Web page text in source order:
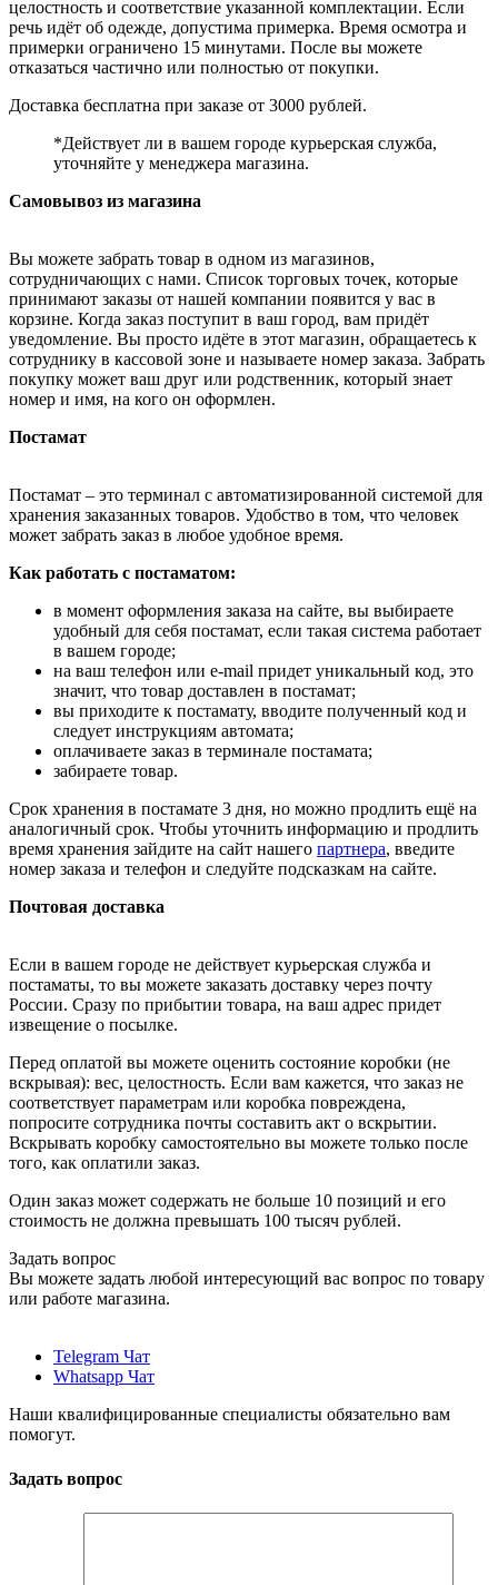
целостность и соответствие указанной комплектации. Если
речь идёт об одежде, допустима примерка. Время осмотра и
примерки ограничено 15 минутами. После вы можете
отказаться частично или полностью от покупки.
Доставка бесплатна при заказе от 3000 рублей.
*Действует ли в вашем городе курьерская служба,
уточняйте у менеджера магазина.
Самовывоз из магазина
Вы можете забрать товар в одном из магазинов,
сотрудничающих с нами. Список торговых точек, которые
принимают заказы от нашей компании появится у вас в
корзине. Когда заказ поступит в ваш город, вам придёт
уведомление. Вы просто идёте в этот магазин, обращаетесь к
сотруднику в кассовой зоне и называете номер заказа. Забрать
покупку может ваш друг или родственник, который знает
номер и имя, на кого он оформлен.
Постамат
Постамат – это терминал с автоматизированной системой для
хранения заказанных товаров. Удобство в том, что человек
может забрать заказ в любое удобное время.
Как работать с постаматом:
в момент оформления заказа на сайте, вы выбираете
удобный для себя постамат, если такая система работает
в вашем городе;
на ваш телефон или e-mail придет уникальный код, это
значит, что товар доставлен в постамат;
вы приходите к постамату, вводите полученный код и
следует инструкциям автомата;
оплачиваете заказ в терминале постамата;
забираете товар.
Срок хранения в постамате 3 дня, но можно продлить ещё на
аналогичный срок. Чтобы уточнить информацию и продлить
время хранения зайдите на сайт нашего партнера, введите
номер заказа и телефон и следуйте подсказкам на сайте.
Почтовая доставка
Если в вашем городе не действует курьерская служба и
постаматы, то вы можете заказать доставку через почту
России. Сразу по прибытии товара, на ваш адрес придет
извещение о посылке.
Перед оплатой вы можете оценить состояние коробки (не
вскрывая): вес, целостность. Если вам кажется, что заказ не
соответствует параметрам или коробка повреждена,
попросите сотрудника почты составить акт о вскрытии.
Вскрывать коробку самостоятельно вы можете только после
того, как оплатили заказ.
Один заказ может содержать не больше 10 позиций и его
стоимость не должна превышать 100 тысяч рублей.
Задать вопрос
Вы можете задать любой интересующий вас вопрос по товару
или работе магазина.
Telegram Чат
Whatsapp Чат
Наши квалифицированные специалисты обязательно вам
помогут.
Задать вопрос